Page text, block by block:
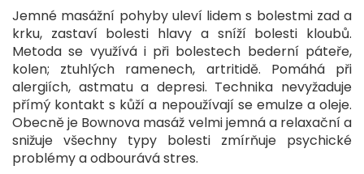
Jemné masážní pohyby uleví lidem s bolestmi zad a
krku, zastaví bolesti hlavy a sníží bolesti kloubů.
Metoda se využívá i při bolestech bederní páteře,
kolen; ztuhlých ramenech, artritidě. Pomáhá při
alergiích, astmatu a depresi. Technika nevyžaduje
přímý kontakt s kůží a nepoužívají se emulze a oleje.
Obecně je Bownova masáž velmi jemná a relaxační a
snižuje všechny typy bolesti zmírňuje psychické
problémy a odbourává stres.